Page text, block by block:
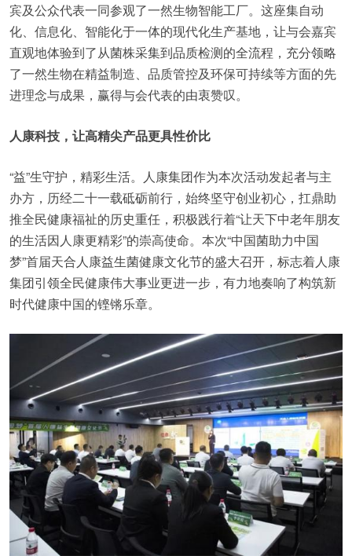
宾及公众代表一同参观了一然生物智能工厂。这座集自动
化、信息化、智能化于一体的现代化生产基地，让与会嘉宾
直观地体验到了从菌株采集到品质检测的全流程，充分领略
了一然生物在精益制造、品质管控及环保可持续等方面的先
进理念与成果，赢得与会代表的由衷赞叹。
人康科技，让高精尖产品更具性价比
“益”生守护，精彩生活。人康集团作为本次活动发起者与主
办方，历经二十一载砥砺前行，始终坚守创业初心，扛鼎助
推全民健康福祉的历史重任，积极践行着“让天下中老年朋友
的生活因人康更精彩”的崇高使命。本次“中国菌助力中国
梦”首届天合人康益生菌健康文化节的盛大召开，标志着人康
集团引领全民健康伟大事业更进一步，有力地奏响了构筑新
时代健康中国的铿锵乐章。